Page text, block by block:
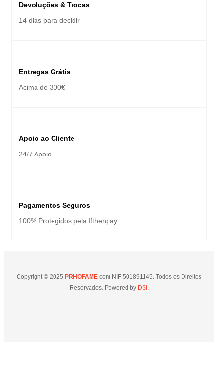
Devoluções & Trocas
14 dias para decidir
Entregas Grátis
Acima de 300€
Apoio ao Cliente
24/7 Apoio
Pagamentos Seguros
100% Protegidos pela Ifthenpay
Copyright © 2025 PRHOFAME com NIF 501891145. Todos os Direitos
Reservados. Powered byDSI.